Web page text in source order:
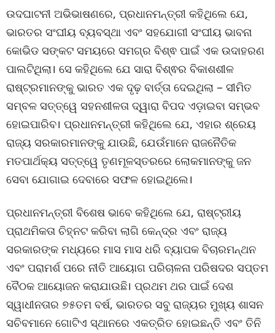
ଉଦଘାଟନୀ ଅଭିଭାଷଣରେ, ପ୍ରଧାନମନ୍ତ୍ରୀ କହିଥିଲେ ଯେ,
ଭାରତର ସଂଘୀୟ ବ୍ୟବସ୍ଥା ଏବଂ ସହଯୋଗୀ ସଂଘୀୟ ଭାବନା
କୋଭିଡ ସଙ୍କଟ ସମୟରେ ସମଗ୍ର ବିଶ୍ଵ ପାଇଁ ଏକ ଉଦାହରଣ
ପାଲଟିଥିଲା। ସେ କହିଥିଲେ ଯେ ସାରା ବିଶ୍ଵର ବିକାଶଶୀଳ
ରାଷ୍ଟ୍ରମାନଙ୍କୁ ଭାରତ ଏକ ଦୃଢ଼ ବାର୍ତ୍ତା ଦେଇଥିଲା – ସୀମିତ
ସମ୍ବଳ ସତ୍ତ୍ୱେ ସହନଶୀଳତା ଦ୍ୱାରା ବିପଦ ଏଡ଼ାଇବା ସମ୍ଭବ
ହୋଇପାରିବ। ପ୍ରଧାନମନ୍ତ୍ରୀ କହିଥିଲେ ଯେ, ଏହାର ଶ୍ରେୟ
ରାଜ୍ୟ ସରକାରମାନଙ୍କୁ ଯାଉଛି, ଯେଉଁମାନେ ରାଜନୈତିକ
ମତପାର୍ଥକ୍ୟ ସତ୍ତ୍ୱେ ତୃଣମୂଳସ୍ତରରେ ଲୋକମାନଙ୍କୁ ଜନ
ସେବା ଯୋଗାଇ ଦେବାରେ ସଫଳ ହୋଇଥିଲେ।
ପ୍ରଧାନମନ୍ତ୍ରୀ ବିଶେଷ ଭାବେ କହିଥିଲେ ଯେ, ରାଷ୍ଟ୍ରୀୟ
ପ୍ରାଥମିକତା ଚିହ୍ନଟ କରିବା ଲାଗି କେନ୍ଦ୍ର ଏବଂ ରାଜ୍ୟ
ସରକାରଙ୍କ ମଧ୍ୟରେ ମାସ ମାସ ଧରି ବ୍ୟାପକ ବିଚାରମନ୍ଥନ
ଏବଂ ପରାମର୍ଶ ପରେ ନୀତି ଆୟୋଗ ପରିଚାଳନା ପରିଷଦର ସପ୍ତମ
ବୈଠକ ଆୟୋଜନ କରାଯାଉଛି। ପ୍ରଥମ ଥର ପାଇଁ ଦେଶ
ସ୍ୱାଧୀନତାର ୭୫ତମ ବର୍ଷ, ଭାରତର ସବୁ ରାଜ୍ୟର ମୁଖ୍ୟ ଶାସନ
ସଚିବମାନେ ଗୋଟିଏ ସ୍ଥାନରେ ଏକତ୍ରିତ ହୋଇଛନ୍ତି ଏବଂ ତିନି